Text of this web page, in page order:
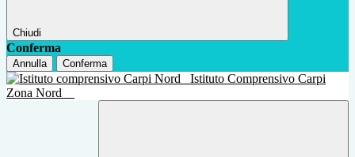
Chiudi
Conferma
Annulla Conferma
Istituto Comprensivo Carpi
Zona Nord